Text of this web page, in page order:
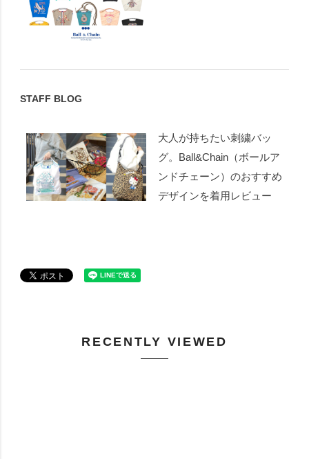
STAFF BLOG
大人が持ちたい刺繍バッ
グ。Ball&Chain（ボールア
ンドチェーン）のおすすめ
デザインを着用レビュー
RECENTLY VIEWED